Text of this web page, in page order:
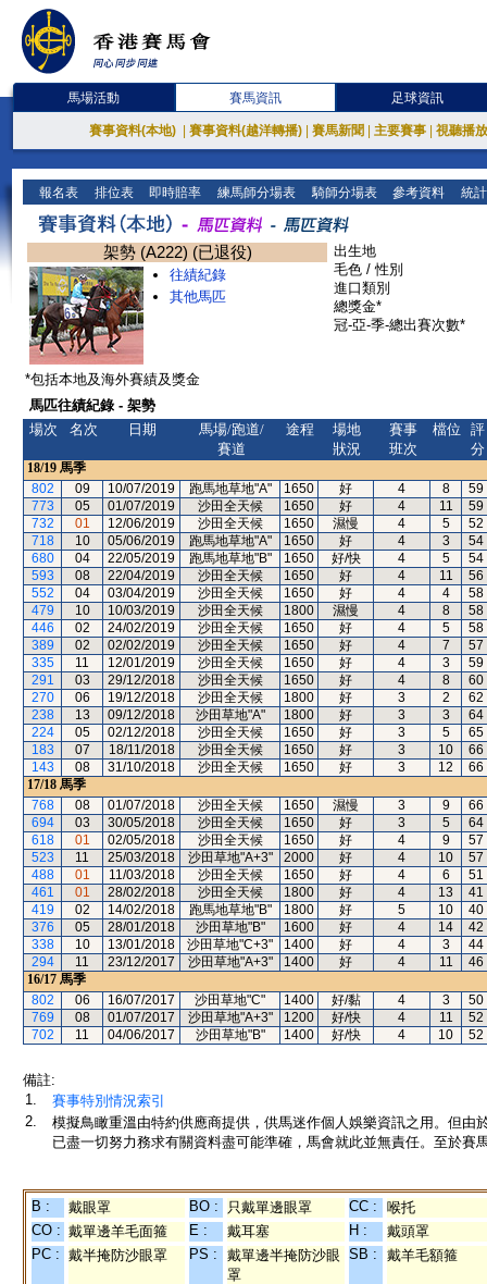
馬場活動 賽馬資訊 足球資訊
賽事資料(本地) 賽事資料(越洋轉播) 賽馬新聞 主要賽事 視聽播
報名表 排位表 即時賠率 練馬師分場表 騎師分場表 參考資料 統
架勢 (A222) (已退役)
往績紀錄
其他馬匹
出生地
毛色 / 性別
進口類別
總獎金*
冠-亞-季-總出賽次數*
*包括本地及海外賽績及獎金
馬匹往績紀錄 - 架勢
場次
名次 日期
馬場/跑道/
賽道
途程
場地
狀況
賽事
班次
檔位
評
分
18/19 馬季
802
09 10/07/2019 跑馬地草地"A" 1650 好 4 8
59
773
05 01/07/2019 沙田全天候 1650 好 4 11
59
732
01 12/06/2019 沙田全天候 1650 濕慢 4 5
52
718
10 05/06/2019 跑馬地草地"A" 1650 好 4 3
54
680
04 22/05/2019 跑馬地草地"B" 1650 好/快 4 5
54
593
08 22/04/2019 沙田全天候 1650 好 4 11
56
552
04 03/04/2019 沙田全天候 1650 好 4 4
58
479
10 10/03/2019 沙田全天候 1800 濕慢 4 8
58
446
02 24/02/2019 沙田全天候 1650 好 4 5
58
389
02 02/02/2019 沙田全天候 1650 好 4 7
57
335
11 12/01/2019 沙田全天候 1650 好 4 3
59
291
03 29/12/2018 沙田全天候 1650 好 4 8
60
270
06 19/12/2018 沙田全天候 1800 好 3 2
62
238
13 09/12/2018 沙田草地"A" 1800 好 3 3
64
224
05 02/12/2018 沙田全天候 1650 好 3 5
65
183
07 18/11/2018 沙田全天候 1650 好 3 10
66
143
08 31/10/2018 沙田全天候 1650 好 3 12
66
17/18 馬季
768
08 01/07/2018 沙田全天候 1650 濕慢 3 9
66
694
03 30/05/2018 沙田全天候 1650 好 3 5
64
618
01 02/05/2018 沙田全天候 1650 好 4 9
57
523
11 25/03/2018 沙田草地"A+3" 2000 好 4 10
57
488
01 11/03/2018 沙田全天候 1650 好 4 6
51
461
01 28/02/2018 沙田全天候 1800 好 4 13
41
419
02 14/02/2018 跑馬地草地"B" 1800 好 5 10
40
376
05 28/01/2018 沙田草地"B" 1600 好 4 14
42
338
10 13/01/2018 沙田草地"C+3" 1400 好 4 3
44
294
11 23/12/2017 沙田草地"A+3" 1400 好 4 11
46
16/17 馬季
802
06 16/07/2017 沙田草地"C" 1400 好/黏 4 3
50
769
08 01/07/2017 沙田草地"A+3" 1200 好/快 4 11
52
702
11 04/06/2017 沙田草地"B" 1400 好/快 4 10 52
備註:
1.
賽事特別情況索引
2.
模擬鳥瞰重溫由特約供應商提供，供馬迷作個人娛樂資訊之用。但
已盡一切努力務求有關資料盡可能準確，馬會就此並無責任。至於賽
B : 戴眼罩 BO : 只戴單邊眼罩 CC :
喉托
CO : 戴單邊羊毛面箍 E : 戴耳塞 H :
戴頭罩
PC : 戴半掩防沙眼罩 PS :
戴單邊半掩防沙眼
罩
SB : 戴羊毛額箍